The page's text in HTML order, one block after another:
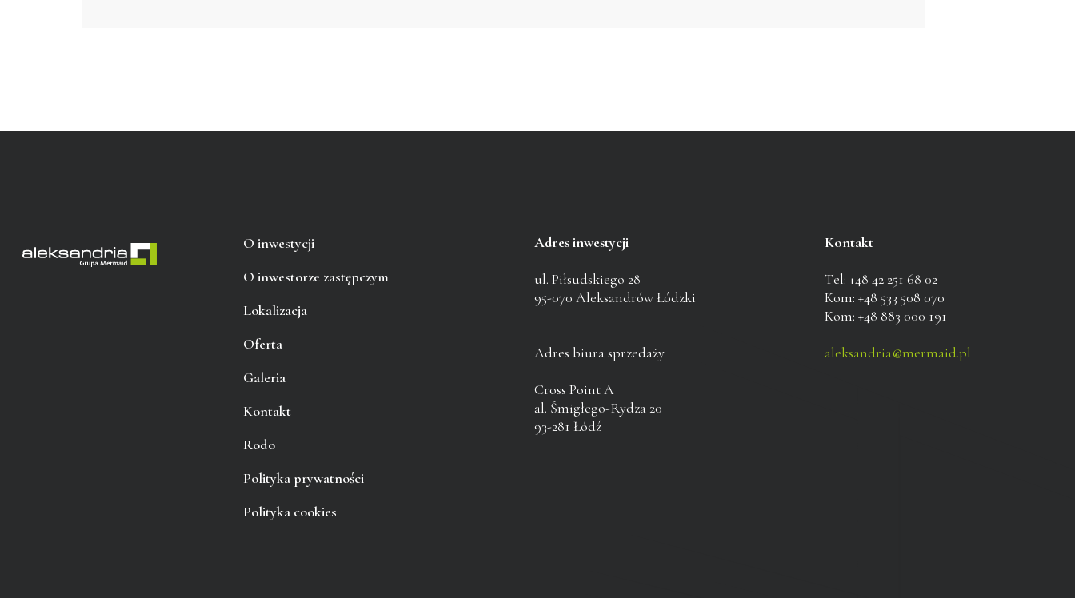
O inwestycji
O inwestorze zastępczym
Lokalizacja
Oferta
Galeria
Kontakt
Rodo
Polityka prywatności
Polityka cookies
Adres inwestycji
ul. Piłsudskiego 28
95-070 Aleksandrów Łódzki
Adres biura sprzedaży
Cross Point A
al. Śmigłego-Rydza 20
93-281 Łódź
Kontakt
Tel: +48 42 251 68 02
Kom: +48 533 508 070
Kom: +48 883 000 191
aleksandria@mermaid.pl